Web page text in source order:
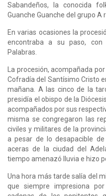
Sabandeños, la conocida
Guanche Guanche del grupo A
En varias ocasiones la
encontraba a su paso, con
Palabras.
La procesión, acompañada
Cofradía del Santísimo Cristo
mañana. A las cinco de la
presidía el obispo de la
acompañados por sus
misma se congregaron las
civiles y militares de la
a pesar de lo desapacible
aceras de la ciudad del
tiempo amenazó lluvia e hizo
Una hora más tarde salía del
que siempre impresiona